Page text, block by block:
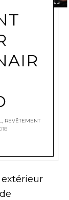
, REVÊTEMENT